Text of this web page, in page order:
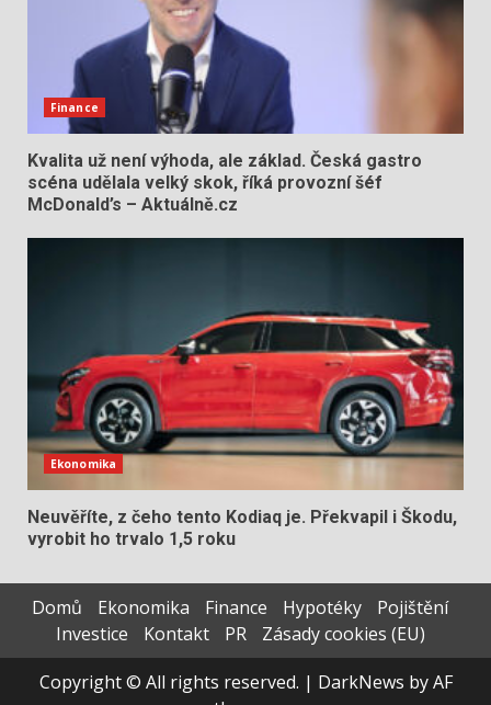
Finance
Kvalita už není výhoda, ale základ. Česká gastro
scéna udělala velký skok, říká provozní šéf
McDonald’s – Aktuálně.cz
Ekonomika
Neuvěříte, z čeho tento Kodiaq je. Překvapil i Škodu,
vyrobit ho trvalo 1,5 roku
Domů Ekonomika Finance Hypotéky
Pojištění
Investice
Kontakt PR
Zásady cookies (EU)
Copyright © All rights reserved. | DarkNews by AF